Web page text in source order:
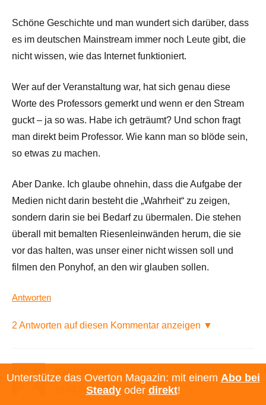
Schöne Geschichte und man wundert sich darüber, dass
es im deutschen Mainstream immer noch Leute gibt, die
nicht wissen, wie das Internet funktioniert.
Wer auf der Veranstaltung war, hat sich genau diese
Worte des Professors gemerkt und wenn er den Stream
guckt – ja so was. Habe ich geträumt? Und schon fragt
man direkt beim Professor. Wie kann man so blöde sein,
so etwas zu machen.
Aber Danke. Ich glaube ohnehin, dass die Aufgabe der
Medien nicht darin besteht die „Wahrheit“ zu zeigen,
sondern darin sie bei Bedarf zu übermalen. Die stehen
überall mit bemalten Riesenleinwänden herum, die sie
vor das halten, was unser einer nicht wissen soll und
filmen den Ponyhof, an den wir glauben sollen.
Antworten
2 Antworten auf diesen Kommentar anzeigen ▼
19.03.2024 19:24 Uhr
Unterstütze das Overton Magazin: mit einem Abo bei
Steadyoder direkt!